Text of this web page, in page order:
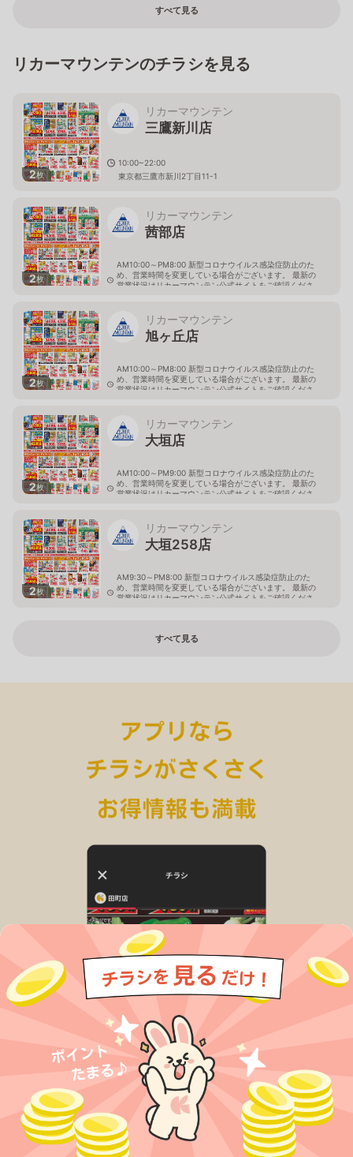
すべて見る
リカーマウンテンのチラシを見る
2枚
リカーマウンテン
三鷹新川店
10:00~22:00
東京都三鷹市新川2丁目11-1
2枚
リカーマウンテン
茜部店
AM10:00～PM8:00 新型コロナウイルス感染症防止のた
め、営業時間を変更している場合がございます。 最新の
営業状況はリカーマウンテン公式サイトをご確認くださ
2枚
リカーマウンテン
旭ヶ丘店
AM10:00～PM8:00 新型コロナウイルス感染症防止のた
め、営業時間を変更している場合がございます。 最新の
営業状況はリカーマウンテン公式サイトをご確認くださ
2枚
リカーマウンテン
大垣店
AM10:00～PM9:00 新型コロナウイルス感染症防止のた
め、営業時間を変更している場合がございます。 最新の
営業状況はリカーマウンテン公式サイトをご確認くださ
2枚
リカーマウンテン
大垣258店
AM9:30～PM8:00 新型コロナウイルス感染症防止のた
め、営業時間を変更している場合がございます。 最新の
営業状況はリカーマウンテン公式サイトをご確認くださ
すべて見る